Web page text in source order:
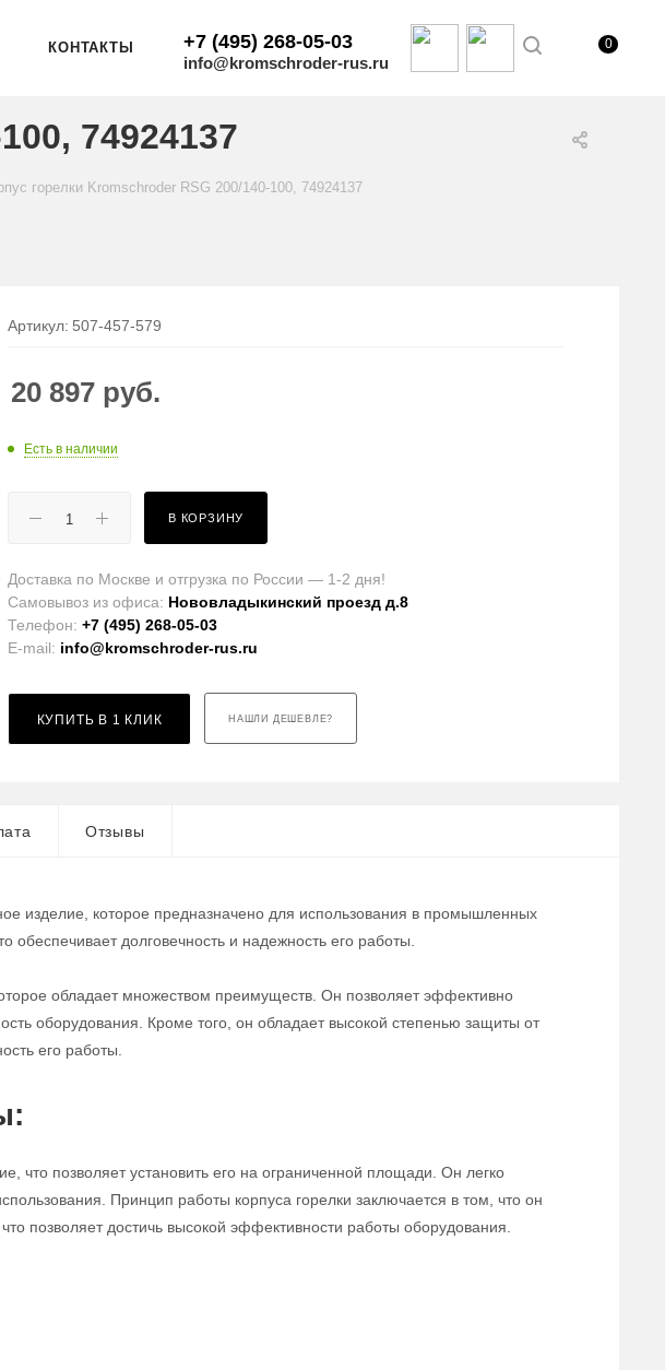
КОНТАКТЫ +7 (495) 268-05-03
info@kromschroder-rus.ru
0
74924137
горелки Kromschroder RSG 200/140-100, 74924137
Артикул: 507-457-579
20 897 руб.
Есть в наличии
В КОРЗИНУ
Доставка по Москве и отгрузка по России — 1-2 дня!
Самовывоз из офиса: Нововладыкинский проезд д.8
Телефон:+7 (495) 268-05-03
E-mail: info@kromschroder-rus.ru
КУПИТЬ В 1 КЛИК НАШЛИ ДЕШЕВЛЕ?
Отзывы
изделие, которое предназначено для использования в промышленных
обеспечивает долговечность и надежность его работы.
обладает множеством преимуществ. Он позволяет эффективно
оборудования. Кроме того, он обладает высокой степенью защиты от
его работы.
что позволяет установить его на ограниченной площади. Он легко
Принцип работы корпуса горелки заключается в том, что он
позволяет достичь высокой эффективности работы оборудования.